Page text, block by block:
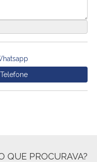
QUE PROCURAVA?